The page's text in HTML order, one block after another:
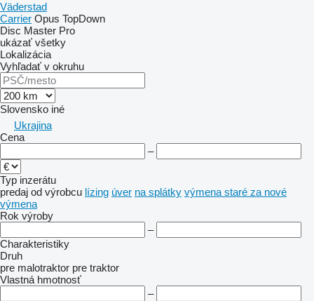
Väderstad
Carrier Opus TopDown
Disc Master Pro
ukázať všetky
Lokalizácia
Vyhľadať v okruhu
Slovensko iné
Ukrajina
Cena
–
Typ inzerátu
predaj od výrobcu lízing úver na splátky výmena staré za nové
výmena
Rok výroby
–
Charakteristiky
Druh
pre malotraktor pre traktor
Vlastná hmotnosť
–